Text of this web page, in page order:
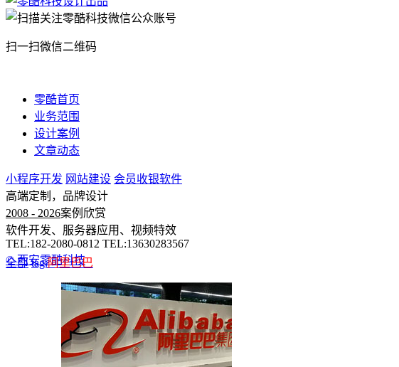
扫一扫微信二维码
零酷首页
业务范围
设计案例
文章动态
小程序开发 网站建设 会员收银软件
高端定制，品牌设计
2008 - 2026案例欣赏
软件开发、服务器应用、视频特效
TEL:182-2080-0812 TEL:13630283567
© 西安零酷科技
全部 tag:阿里巴巴